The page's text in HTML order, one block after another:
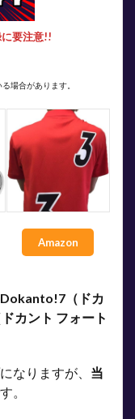
要注意!!
場合があります。
Amazon
（ドカ
カント フォート
になりますが、 当
。